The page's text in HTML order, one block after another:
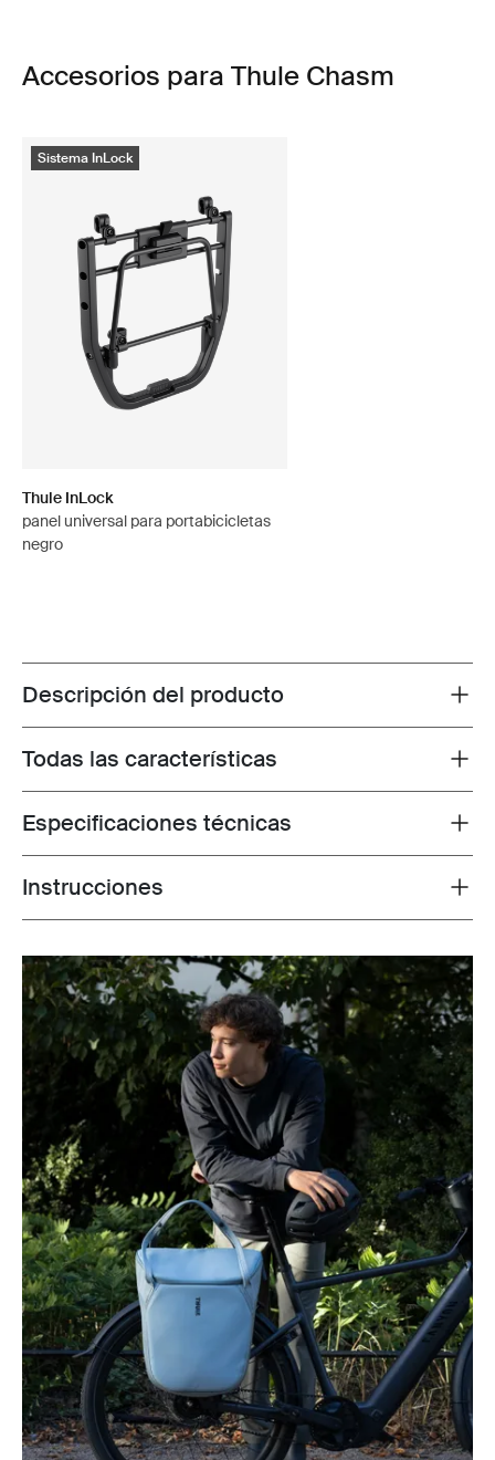
Accesorios para Thule Chasm
Sistema InLock
Thule InLock
panel universal para portabicicletas
negro
Toggle overview
Descripción del producto
Toggle features
Todas las características
Toggle techspec
Especificaciones técnicas
Toggle guides and instructions
Instrucciones